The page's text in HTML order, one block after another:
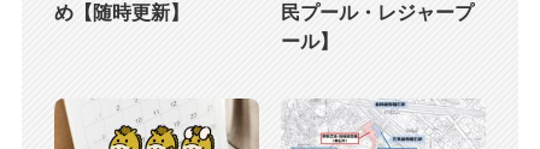
め【随時更新】
民プール・レジャープ
ール】